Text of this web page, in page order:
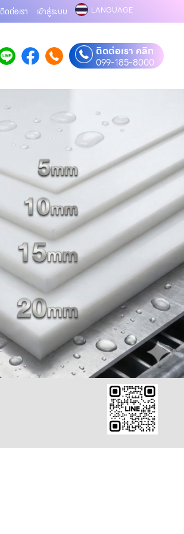
ติดต่อเรา เข้าสู่ระบบ LANGUAGE
ติดต่อเรา คลิก
099-185-8000